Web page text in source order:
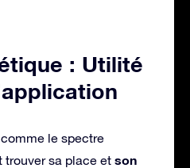
: Utilité
le spectre
sa place et son